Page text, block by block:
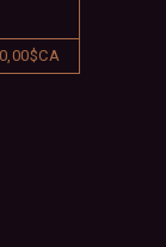
0,00$CA